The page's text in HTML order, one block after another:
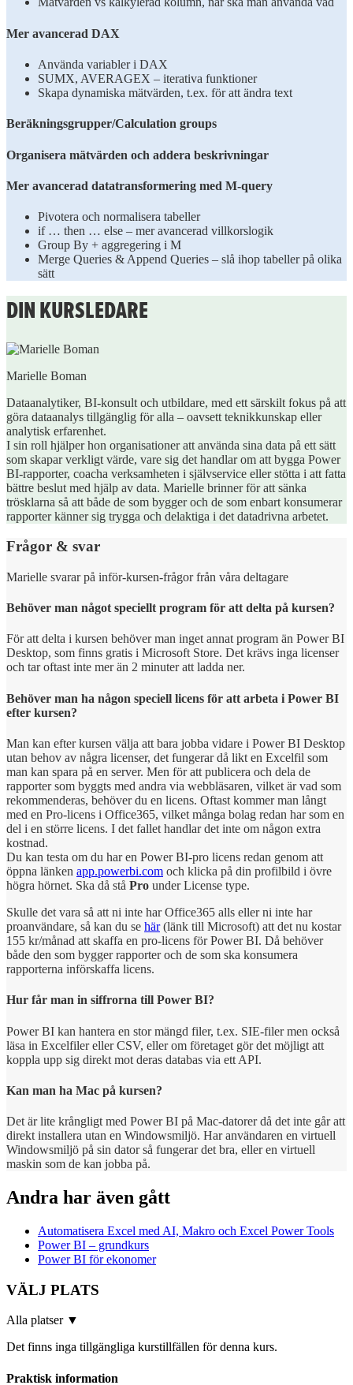
Mer avancerad DAX​
Använda variabler i DAX ​
SUMX, AVERAGEX – iterativa funktioner​
Skapa dynamiska mätvärden, t.ex. för att ändra text ​
Beräkningsgrupper/Calculation groups​
Organisera mätvärden och addera beskrivningar​
Mer avancerad datatransformering med M-query​
Pivotera och normalisera tabeller​
if … then … else – mer avancerad villkorslogik​
Group By + aggregering i M​
Merge Queries & Append Queries – slå ihop tabeller på olika
sätt​
DIN KURSLEDARE
Marielle Boman
Dataanalytiker, BI-konsult och utbildare, med ett särskilt fokus på att
göra dataanalys tillgänglig för alla – oavsett teknikkunskap eller
analytisk erfarenhet.
I sin roll hjälper hon organisationer att använda sina data på ett sätt
som skapar verkligt värde, vare sig det handlar om att bygga Power
BI-rapporter, coacha verksamheten i självservice eller stötta i att fatta
bättre beslut med hjälp av data. Marielle brinner för att sänka
trösklarna så att både de som bygger och de som enbart konsumerar
rapporter känner sig trygga och delaktiga i det datadrivna arbetet.
Frågor & svar
Marielle svarar på inför-kursen-frågor från våra deltagare
Behöver man något speciellt program för att delta på kursen?
För att delta i kursen behöver man inget annat program än Power BI
Desktop, som finns gratis i Microsoft Store. Det krävs inga licenser
och tar oftast inte mer än 2 minuter att ladda ner.
Behöver man ha någon speciell licens för att arbeta i Power BI
efter kursen?
Man kan efter kursen välja att bara jobba vidare i Power BI Desktop
utan behov av några licenser, det fungerar då likt en Excelfil som
man kan spara på en server. Men för att publicera och dela de
rapporter som byggts med andra via webbläsaren, vilket är vad som
rekommenderas, behöver du en licens. Oftast kommer man långt
med en Pro-licens i Office365, vilket många bolag redan har som en
del i en större licens. I det fallet handlar det inte om någon extra
kostnad.
Du kan testa om du har en Power BI-pro licens redan genom att
öppna länken app.powerbi.com och klicka på din profilbild i övre
högra hörnet. Ska då stå Pro under License type.
Skulle det vara så att ni inte har Office365 alls eller ni inte har
proanvändare, så kan du se här(länk till Microsoft) att det nu kostar
155 kr/månad att skaffa en pro-licens för Power BI. Då behöver
både den som bygger rapporter och de som ska konsumera
rapporterna införskaffa licens.
Hur får man in siffrorna till Power BI?
Power BI kan hantera en stor mängd filer, t.ex. SIE-filer men också
läsa in Excelfiler eller CSV, eller om företaget gör det möjligt att
koppla upp sig direkt mot deras databas via ett API.
Kan man ha Mac på kursen?
Det är lite krångligt med Power BI på Mac-datorer då det inte går att
direkt installera utan en Windowsmiljö. Har användaren en virtuell
Windowsmiljö på sin dator så fungerar det bra, eller en virtuell
maskin som de kan jobba på.
Andra har även gått
Automatisera Excel med AI, Makro och Excel Power Tools
Power BI – grundkurs
Power BI för ekonomer
VÄLJ PLATS
Alla platser ▼
Det finns inga tillgängliga kurstillfällen för denna kurs.
Praktisk information